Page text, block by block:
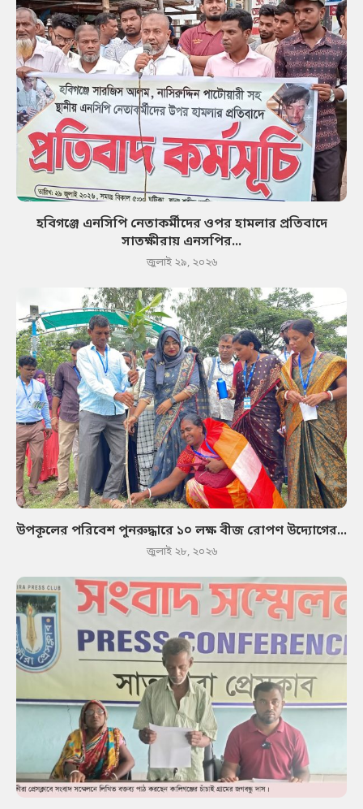
হবিগঞ্জে এনসিপি নেতাকর্মীদের ওপর হামলার প্রতিবাদে
সাতক্ষীরায় এনসপির...
জুলাই ২৯, ২০২৬
উপকূলের পরিবেশ পুনরুদ্ধারে ১০ লক্ষ বীজ রোপণ উদ্যোগের...
জুলাই ২৮, ২০২৬